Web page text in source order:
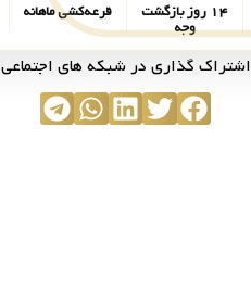
۱۴ روز بازگشت
وجه
قرعه‌کشی ماهانه
اشتراک گذاری در شبکه های اجتماعی